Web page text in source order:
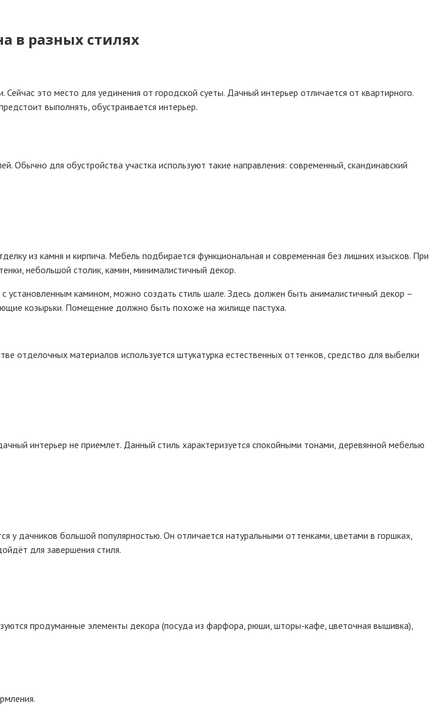
в разных стилях
это место для уединения от городской суеты. Дачный интерьер отличается от квартирного.
выполнять, обустраивается интерьер.
Обычно для обустройства участка используют такие направления: современный, скандинавский
из камня и кирпича. Мебель подбирается функциональная и современная без лишних изысков. При
небольшой столик, камин, минималистичный декор.
камином, можно создать стиль шале. Здесь должен быть анималистичный декор –
козырьки. Помещение должно быть похоже на жилище пастуха.
отделочных материалов используется штукатурка естественных оттенков, средство для выбелки
интерьер не приемлет. Данный стиль характеризуется спокойными тонами, деревянной мебелью
у дачников большой популярностью. Он отличается натуральными оттенками, цветами в горшках,
для завершения стиля.
продуманные элементы декора (посуда из фарфора, рюши, шторы-кафе, цветочная вышивка),